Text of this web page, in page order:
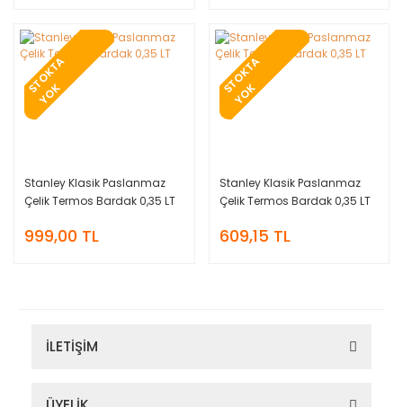
S
T
O
K
T
A
Y
O
K
Stanley Klasik Paslanmaz
Çelik Termos Bardak 0,35 LT
999,00 TL
S
T
O
K
T
A
Y
O
K
Stanley Klasik Paslanmaz
Çelik Termos Bardak 0,35 LT
609,15 TL
İLETİŞİM